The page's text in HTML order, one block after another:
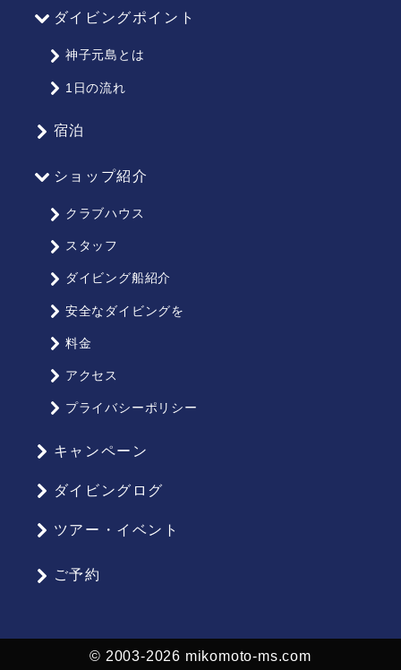
ダイビングポイント
神子元島とは
1日の流れ
宿泊
ショップ紹介
クラブハウス
スタッフ
ダイビング船紹介
安全なダイビングを
料金
アクセス
プライバシーポリシー
キャンペーン
ダイビングログ
ツアー・イベント
ご予約
© 2003-2026 mikomoto-ms.com